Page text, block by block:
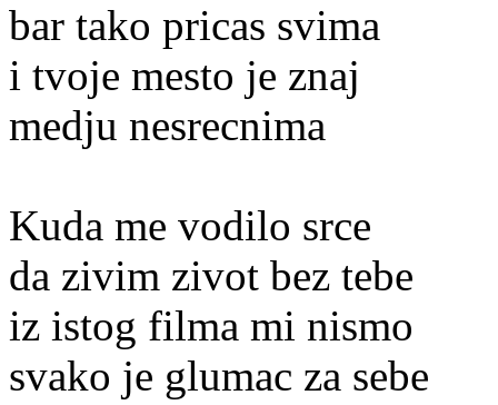
bar tako pricas svima
i tvoje mesto je znaj
medju nesrecnima
Kuda me vodilo srce
da zivim zivot bez tebe
iz istog filma mi nismo
svako je glumac za sebe